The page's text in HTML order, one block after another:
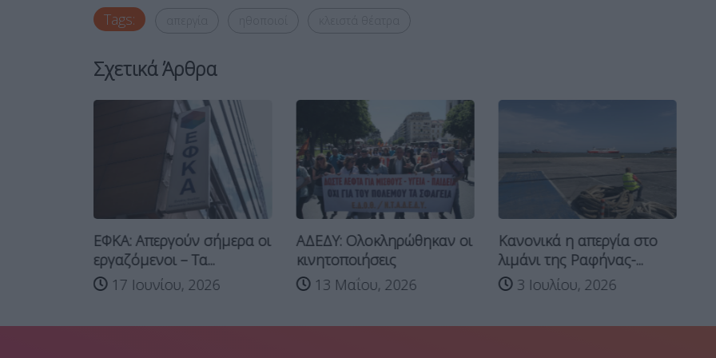
Tags:
Σχετικά Άρθρα
ΕΦΚΑ: Απεργούν σήμερα οι
εργαζόμενοι – Τα...
17 Ιουνίου, 2026
ΑΔΕΔΥ: Ολοκληρώθηκαν οι
κινητοποιήσεις
13 Μαΐου, 2026
Κανονικά η απεργία στο
λιμάνι της Ραφήνας-...
3 Ιουλίου, 2026